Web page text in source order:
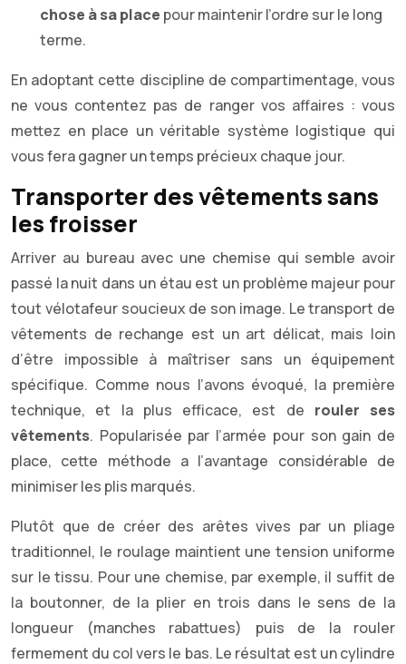
chose à sa place pour maintenir l’ordre sur le long
terme.
En adoptant cette discipline de compartimentage, vous
ne vous contentez pas de ranger vos affaires : vous
mettez en place un véritable système logistique qui
vous fera gagner un temps précieux chaque jour.
Transporter des vêtements sans
les froisser
Arriver au bureau avec une chemise qui semble avoir
passé la nuit dans un étau est un problème majeur pour
tout vélotafeur soucieux de son image. Le transport de
vêtements de rechange est un art délicat, mais loin
d’être impossible à maîtriser sans un équipement
spécifique. Comme nous l’avons évoqué, la première
technique, et la plus efficace, est de rouler ses
vêtements. Popularisée par l’armée pour son gain de
place, cette méthode a l’avantage considérable de
minimiser les plis marqués.
Plutôt que de créer des arêtes vives par un pliage
traditionnel, le roulage maintient une tension uniforme
sur le tissu. Pour une chemise, par exemple, il suffit de
la boutonner, de la plier en trois dans le sens de la
longueur (manches rabattues) puis de la rouler
fermement du col vers le bas. Le résultat est un cylindre